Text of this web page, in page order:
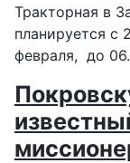
Тракторная в
планируется с
февраля, до